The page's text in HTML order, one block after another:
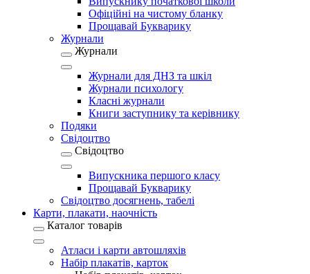
Офіційні на чистому бланку
Прощавай Букварику
Журнали
Журнали
Журнали для ДНЗ та шкіл
Журнали психологу
Класні журнали
Книги заступнику та керівнику
Подяки
Свідоцтво
Свідоцтво
Випускника першого класу
Прощавай Букварику
Свідоцтво досягнень, табелі
Карти, плакати, наочність
Каталог товарів
Атласи і карти автошляхів
Набір плакатів, карток